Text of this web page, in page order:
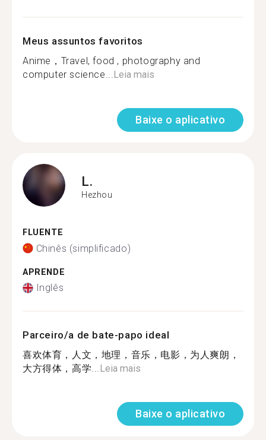
Meus assuntos favoritos
Anime，Travel, food , photography and
computer science...Leia mais
Baixe o aplicativo
L.
Hezhou
FLUENTE
Chinês (simplificado)
APRENDE
Inglês
Parceiro/a de bate-papo ideal
喜欢体育，人文，地理，音乐，电影，为人爽朗，
大方得体，高学...Leia mais
Baixe o aplicativo